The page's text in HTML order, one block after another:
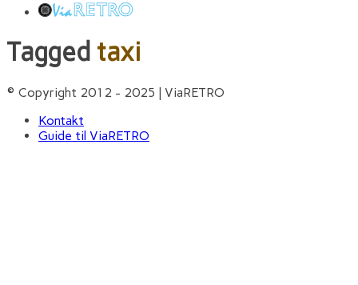
Tagged taxi
© Copyright 2012 - 2025 | ViaRETRO
Kontakt
Guide til ViaRETRO